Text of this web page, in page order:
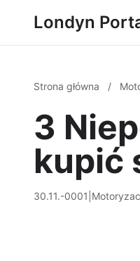
Londyn
Strona główna /
3
kupić
30.11.-0001